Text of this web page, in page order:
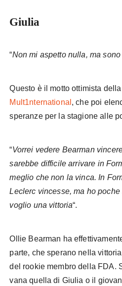
Giulia
“Non mi aspetto nulla, ma
Questo è il motto ottimista
Mult1nternational , che poi
speranze per la stagione alle
“Vorrei vedere Bearman
sarebbe difficile arrivare in
meglio che non la vinca. In
Leclerc vincesse, ma ho
voglio una vittoria“.
Ollie Bearman ha
parte, che sperano nella
del rookie membro della FDA.
vana quella di Giulia o il